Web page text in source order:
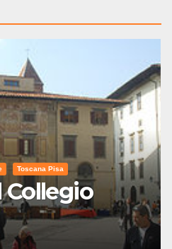
Toscana Pisa
Collegio